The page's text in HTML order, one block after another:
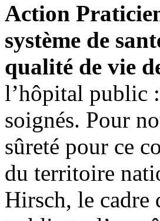
Action
système de
qualité de vie
l’hôpital public
soignés. Pour
sûreté pour ce
du territoire
Hirsch, le